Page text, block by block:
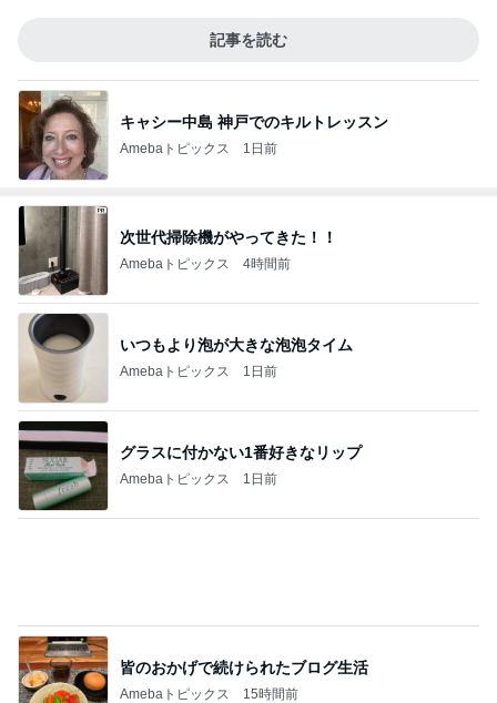
記事を読む
キャシー中島 神戸でのキルトレッスン
Amebaトピックス 1日前
次世代掃除機がやってきた！！
Amebaトピックス 4時間前
いつもより泡が大きな泡泡タイム
Amebaトピックス 1日前
グラスに付かない1番好きなリップ
Amebaトピックス 1日前
ママ依存が強すぎるワガママな愛犬
Amebaトピックス 16時間前